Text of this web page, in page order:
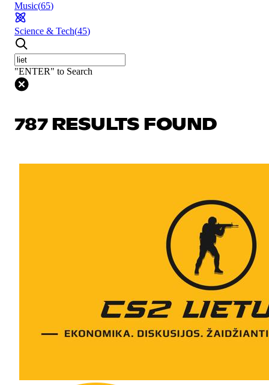
Music(65)
Science & Tech(45)
"ENTER" to Search
787 RESULTS FOUND